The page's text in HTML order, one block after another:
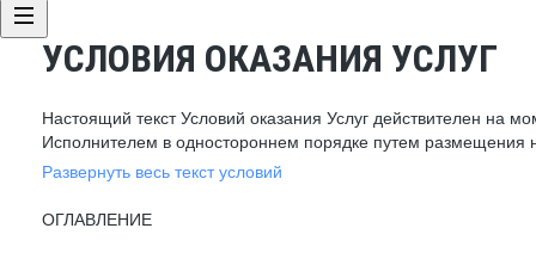
УСЛОВИЯ ОКАЗАНИЯ УСЛУГ
Настоящий текст Условий оказания Услуг действителен на
Исполнителем в одностороннем порядке путем размещения
Развернуть весь текст условий
ОГЛАВЛЕНИЕ